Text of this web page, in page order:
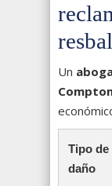
Un
Tipo de
daño